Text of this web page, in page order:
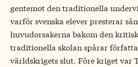
gentemot den traditionella
varför svenska elever presterar
huvudorsakerna bakom den
traditionella skolan spårar
världskrigets slut. Före kriget var